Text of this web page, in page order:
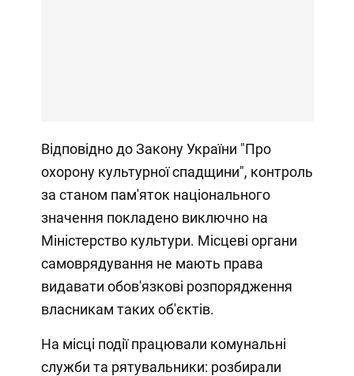
Відповідно до Закону України "Про
охорону культурної спадщини", контроль
за станом пам'яток національного
значення покладено виключно на
Міністерство культури. Місцеві органи
самоврядування не мають права
видавати обов'язкові розпорядження
власникам таких об'єктів.
На місці події працювали комунальні
служби та рятувальники: розбирали